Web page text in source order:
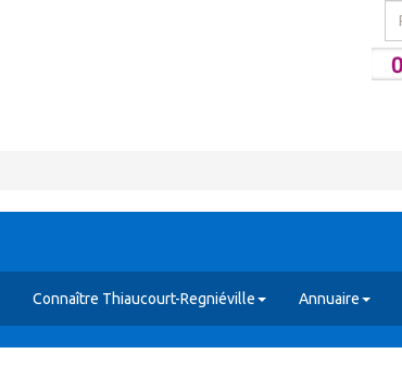
Connaître Thiaucourt-Regniéville Annuaire